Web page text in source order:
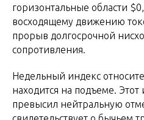
горизонтальные области
восходящему движению
прорыв долгосрочной
сопротивления.
Недельный индекс
находится на подъеме.
превысил нейтральную